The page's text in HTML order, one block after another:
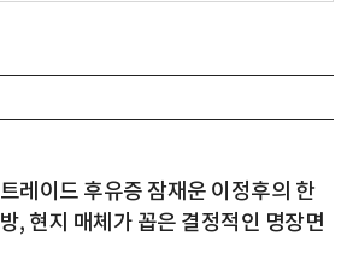
트레이드 후유증 잠재운 이정후의 한
방, 현지 매체가 꼽은 결정적인 명장면